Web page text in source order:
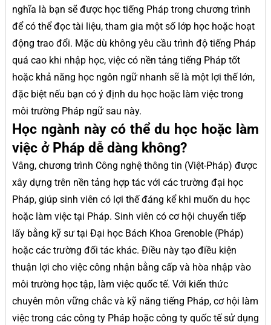
nghĩa là bạn sẽ được học tiếng Pháp trong chương trình
để có thể đọc tài liệu, tham gia một số lớp học hoặc hoạt
động trao đổi. Mặc dù không yêu cầu trình độ tiếng Pháp
quá cao khi nhập học, việc có nền tảng tiếng Pháp tốt
hoặc khả năng học ngôn ngữ nhanh sẽ là một lợi thế lớn,
đặc biệt nếu bạn có ý định du học hoặc làm việc trong
môi trường Pháp ngữ sau này.
Học ngành này có thể du học hoặc làm
việc ở Pháp dễ dàng không?
Vâng, chương trình Công nghệ thông tin (Việt-Pháp) được
xây dựng trên nền tảng hợp tác với các trường đại học
Pháp, giúp sinh viên có lợi thế đáng kể khi muốn du học
hoặc làm việc tại Pháp. Sinh viên có cơ hội chuyển tiếp
lấy bằng kỹ sư tại Đại học Bách Khoa Grenoble (Pháp)
hoặc các trường đối tác khác. Điều này tạo điều kiện
thuận lợi cho việc công nhận bằng cấp và hòa nhập vào
môi trường học tập, làm việc quốc tế. Với kiến thức
chuyên môn vững chắc và kỹ năng tiếng Pháp, cơ hội làm
việc trong các công ty Pháp hoặc công ty quốc tế sử dụng